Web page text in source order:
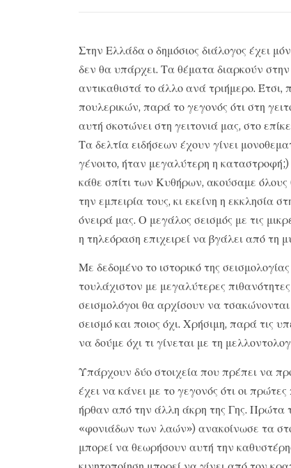
Στην Ελλάδα ο δημόσιος διάλογος έχει
δεν θα υπάρχει. Τα θέματα διαρκούν
αντικαθιστά το άλλο ανά τριήμερο.
πουλερικών, παρά το γεγονός ότι στη
αυτή σκοτώνει στη γειτονιά μας, στο
Τα δελτία ειδήσεων έχουν γίνει
γένοιτο, ήταν μεγαλύτερη η
κάθε σπίτι των Κυθήρων, ακούσαμε όλους
την εμπειρία τους, κι εκείνη η εκκλησία
όνειρά μας. Ο μεγάλος σεισμός με τις
η τηλεόραση επιχειρεί να βγάλει από τη
Με δεδομένο το ιστορικό της
τουλάχιστον με μεγαλύτερες
σεισμολόγοι θα αρχίσουν να
σεισμό και ποιος όχι. Χρήσιμη, παρά τις
να δούμε όχι τι γίνεται με τη
Υπάρχουν δύο στοιχεία που πρέπει να
έχει να κάνει με το γεγονός ότι οι
ήρθαν από την άλλη άκρη της Γης.
«φονιάδων των λαών») ανακοίνωσε τα
μπορεί να θεωρήσουν αυτή την